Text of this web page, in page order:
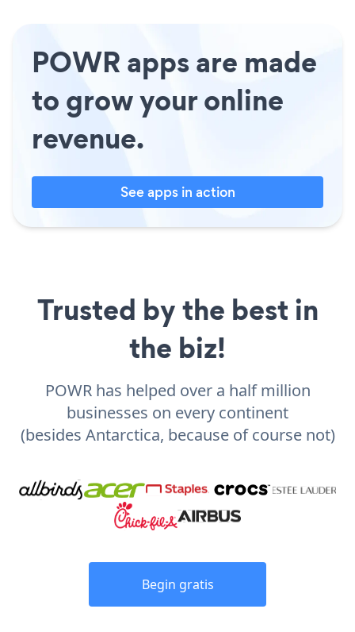
POWR apps are made
to grow your online
revenue.
See apps in action
Trusted by the best in
the biz!
POWR has helped over a half million
businesses on every continent
(besides Antarctica, because of course not)
Begin gratis